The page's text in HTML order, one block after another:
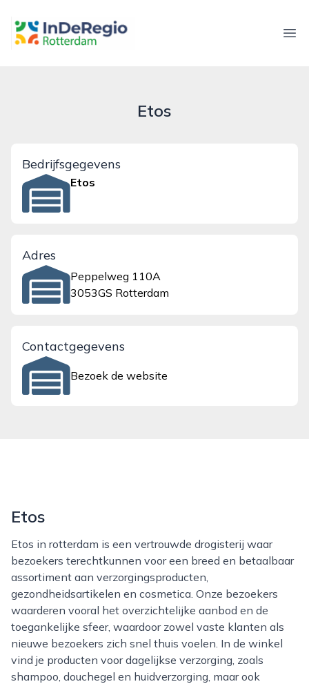
inderegiorotterdam.nl
Etos
Bedrijfsgegevens
Etos
Adres
Peppelweg 110A
3053GS Rotterdam
Contactgegevens
Bezoek de website
Etos
Etos in rotterdam is een vertrouwde drogisterij waar
bezoekers terechtkunnen voor een breed en betaalbaar
assortiment aan verzorgingsproducten,
gezondheidsartikelen en cosmetica. Onze bezoekers
waarderen vooral het overzichtelijke aanbod en de
toegankelijke sfeer, waardoor zowel vaste klanten als
nieuwe bezoekers zich snel thuis voelen. In de winkel
vind je producten voor dagelijkse verzorging, zoals
shampoo, douchegel en huidverzorging, maar ook